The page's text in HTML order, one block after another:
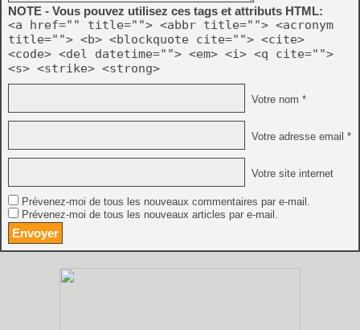
NOTE - Vous pouvez utilisez ces tags et attributs HTML:
<a href="" title=""> <abbr title=""> <acronym
title=""> <b> <blockquote cite=""> <cite>
<code> <del datetime=""> <em> <i> <q cite="">
<s> <strike> <strong>
Votre nom *
Votre adresse email *
Votre site internet
Prévenez-moi de tous les nouveaux commentaires par e-mail.
Prévenez-moi de tous les nouveaux articles par e-mail.